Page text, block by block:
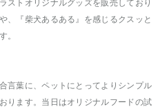
ストオリジナルグッズを販売しており
、『柴犬あるある』を感じるクスッと
。
言葉に、ペットにとってよりシンプル
ります。当日はオリジナルフードの試